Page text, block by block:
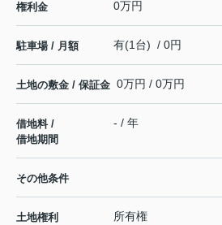
権利金 0万円
駐車場 / 月額 有(1台) / 0円
土地の敷金 / 保証金 0万円 / 0万円
借地料 /
借地期間
- / 年
その他条件
土地権利 所有権